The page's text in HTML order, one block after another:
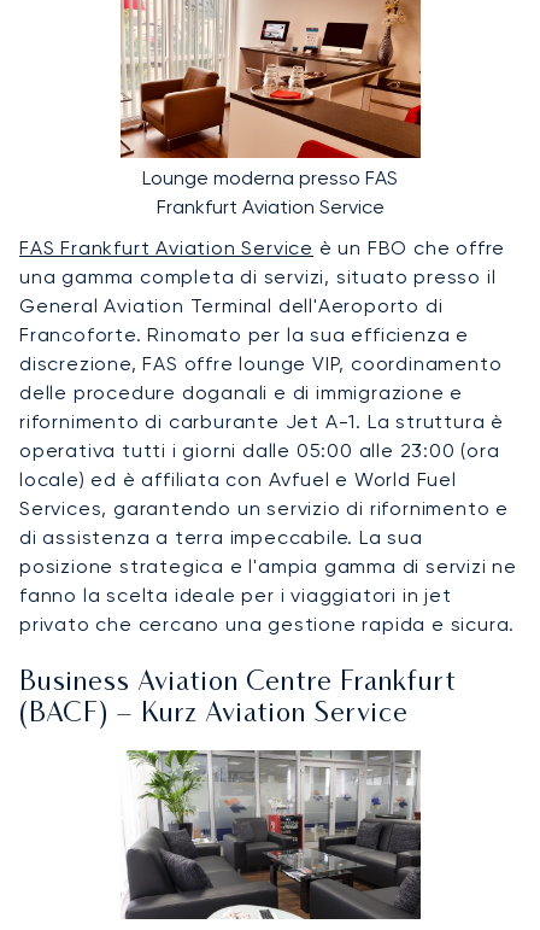
Lounge moderna presso FAS
Frankfurt Aviation Service
FAS Frankfurt Aviation Service è un FBO che offre
una gamma completa di servizi, situato presso il
General Aviation Terminal dell'Aeroporto di
Francoforte. Rinomato per la sua efficienza e
discrezione, FAS offre lounge VIP, coordinamento
delle procedure doganali e di immigrazione e
rifornimento di carburante Jet A-1. La struttura è
operativa tutti i giorni dalle 05:00 alle 23:00 (ora
locale) ed è affiliata con Avfuel e World Fuel
Services, garantendo un servizio di rifornimento e
di assistenza a terra impeccabile. La sua
posizione strategica e l'ampia gamma di servizi ne
fanno la scelta ideale per i viaggiatori in jet
privato che cercano una gestione rapida e sicura.
Business Aviation Centre Frankfurt
(BACF) – Kurz Aviation Service